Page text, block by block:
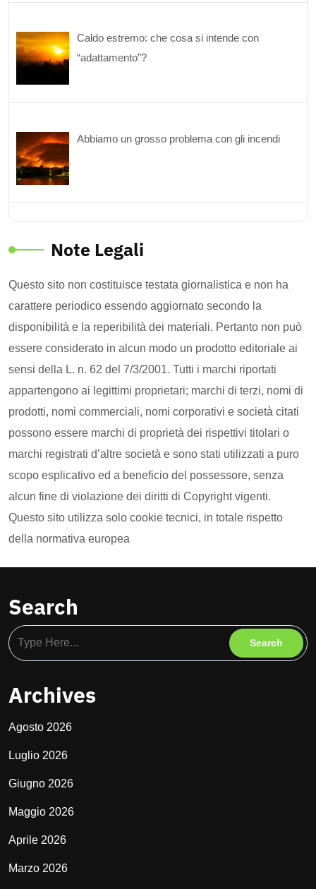
Caldo estremo: che cosa si intende con
“adattamento”?
Abbiamo un grosso problema con gli incendi
Note Legali
Questo sito non costituisce testata giornalistica e non ha
carattere periodico essendo aggiornato secondo la
disponibilità e la reperibilità dei materiali. Pertanto non può
essere considerato in alcun modo un prodotto editoriale ai
sensi della L. n. 62 del 7/3/2001. Tutti i marchi riportati
appartengono ai legittimi proprietari; marchi di terzi, nomi di
prodotti, nomi commerciali, nomi corporativi e società citati
possono essere marchi di proprietà dei rispettivi titolari o
marchi registrati d’altre società e sono stati utilizzati a puro
scopo esplicativo ed a beneficio del possessore, senza
alcun fine di violazione dei diritti di Copyright vigenti.
Questo sito utilizza solo cookie tecnici, in totale rispetto
della normativa europea
Search
Archives
Agosto 2026
Luglio 2026
Giugno 2026
Maggio 2026
Aprile 2026
Marzo 2026